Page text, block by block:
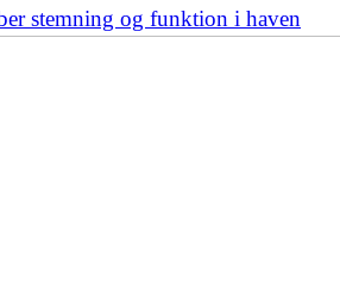
stemning og funktion i haven